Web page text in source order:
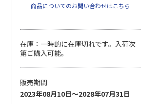
商品についてのお問い合わせはこちら
在庫：一時的に在庫切れです。入荷次
第ご購入可能。
販売期間
2023年08月10日～2028年07月31日